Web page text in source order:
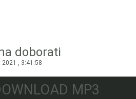
doborati
, 3:41:58
MP3